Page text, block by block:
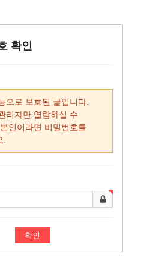
확인
으로 보호된 글입니다.
리자만 열람하실 수
인이라면 비밀번호를